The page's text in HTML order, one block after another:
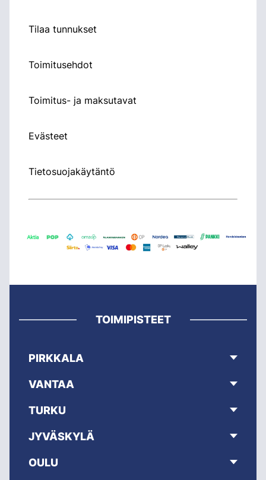
Tilaa tunnukset
Toimitusehdot
Toimitus- ja maksutavat
Evästeet
Tietosuojakäytäntö
TOIMIPISTEET
PIRKKALA
VANTAA
TURKU
JYVÄSKYLÄ
OULU